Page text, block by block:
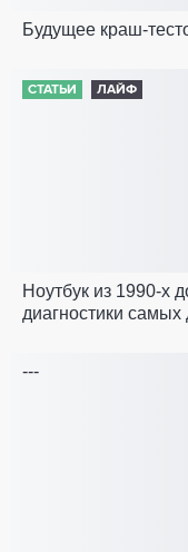
Будущее краш-
СТАТЬИ ЛАЙФ
Ноутбук из 1990-х
диагностики самых
---